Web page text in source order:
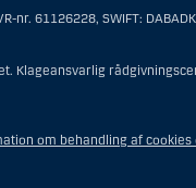
som enhver af følgende:
ikke er et offshore-
begrundelse for sit
USA.
nr. 61126228, SWIFT:
Klageansvarlig
om behandling af